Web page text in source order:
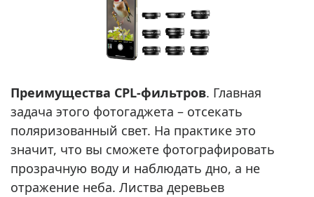
Преимущества CPL-фильтров. Главная
задача этого фотогаджета – отсекать
поляризованный свет. На практике это
значит, что вы сможете фотографировать
прозрачную воду и наблюдать дно, а не
отражение неба. Листва деревьев